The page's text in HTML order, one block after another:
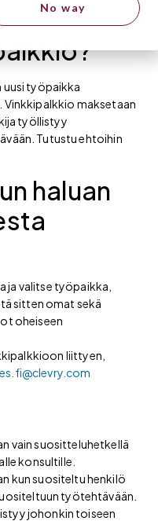
No way
työpaikka
. Vinkkipalkkio maksetaan
työllistyy
Tutustu ehtoihin
haluan
valitse työpaikka,
sitten omat sekä
oheiseen
liittyen,
vain suositteluhetkellä
konsultille.
kun suositeltu henkilö
työtehtävään.
johonkin toiseen